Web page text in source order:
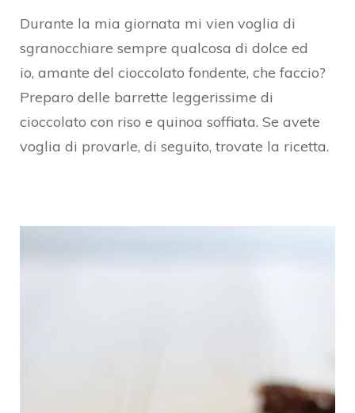
Durante la mia giornata mi vien voglia di
sgranocchiare sempre qualcosa di dolce ed
io, amante del cioccolato fondente, che faccio?
Preparo delle barrette leggerissime di
cioccolato con riso e quinoa soffiata. Se avete
voglia di provarle, di seguito, trovate la ricetta.